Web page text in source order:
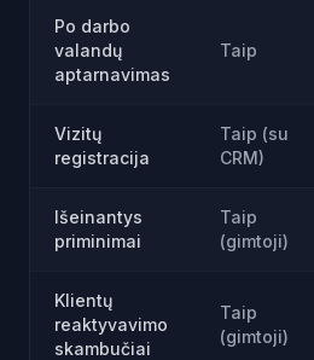
Po darbo
valandų
aptarnavimas
Taip
Vizitų
registracija
Taip (su
CRM)
Išeinantys
priminimai
Taip
(gimtoji)
Klientų
reaktyvavimo
skambučiai
Taip
(gimtoji)